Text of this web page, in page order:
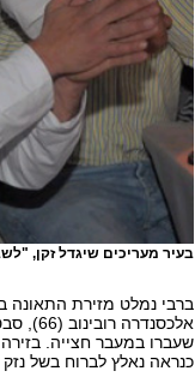
בעיר מעריכים שיגדל זקן,
ברבי נמלט מזירת
שעברו במעבר חצייה.
כנראה נאלץ לברוח בשל